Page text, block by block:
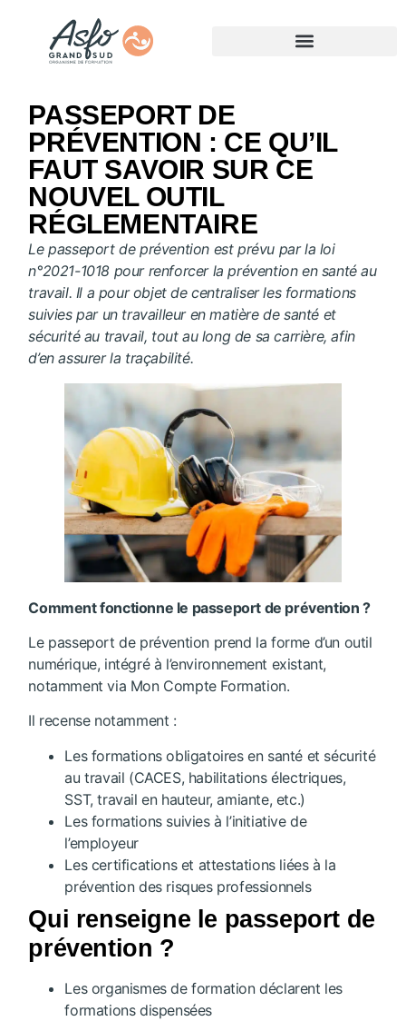
PASSEPORT DE
PRÉVENTION : CE QU’IL
FAUT SAVOIR SUR CE
NOUVEL OUTIL
RÉGLEMENTAIRE
Le passeport de prévention est prévu par la loi
n°2021-1018 pour renforcer la prévention en santé au
travail. Il a pour objet de centraliser les formations
suivies par un travailleur en matière de santé et
sécurité au travail, tout au long de sa carrière, afin
d’en assurer la traçabilité.
Comment fonctionne le passeport de prévention ?
Le passeport de prévention prend la forme d’un outil
numérique, intégré à l’environnement existant,
notamment via Mon Compte Formation.
Il recense notamment :
Les formations obligatoires en santé et sécurité
au travail (CACES, habilitations électriques,
SST, travail en hauteur, amiante, etc.)
Les formations suivies à l’initiative de
l’employeur
Les certifications et attestations liées à la
prévention des risques professionnels
Qui renseigne le passeport de
prévention ?
Les organismes de formation déclarent les
formations dispensées